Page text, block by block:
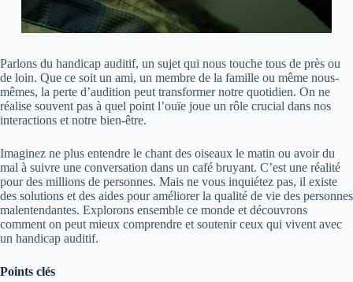
Parlons du handicap auditif, un sujet qui nous touche tous de près ou
de loin. Que ce soit un ami, un membre de la famille ou même nous-
mêmes, la perte d’audition peut transformer notre quotidien. On ne
réalise souvent pas à quel point l’ouïe joue un rôle crucial dans nos
interactions et notre bien-être.
Imaginez ne plus entendre le chant des oiseaux le matin ou avoir du
mal à suivre une conversation dans un café bruyant. C’est une réalité
pour des millions de personnes. Mais ne vous inquiétez pas, il existe
des solutions et des aides pour améliorer la qualité de vie des personnes
malentendantes. Explorons ensemble ce monde et découvrons
comment on peut mieux comprendre et soutenir ceux qui vivent avec
un handicap auditif.
Points clés